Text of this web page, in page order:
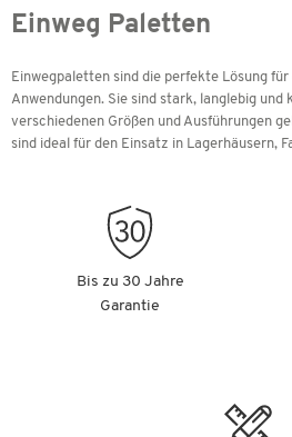
Einweg Paletten
Einwegpaletten sind die perfekte Lösung für
Anwendungen. Sie sind stark, langlebig und
verschiedenen Größen und Ausführungen
sind ideal für den Einsatz in Lagerhäusern,
Bis zu 30 Jahre
Garantie